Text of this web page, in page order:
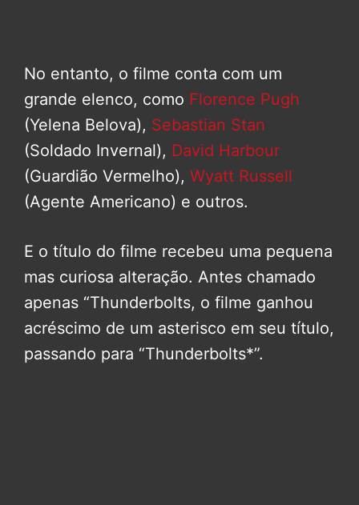
No entanto, o filme conta com um
grande elenco, como Florence Pugh
(Yelena Belova), Sebastian Stan
(Soldado Invernal), David Harbour
(Guardião Vermelho), Wyatt Russell
(Agente Americano) e outros.
E o título do filme recebeu uma pequena
mas curiosa alteração. Antes chamado
apenas “Thunderbolts, o filme ganhou
acréscimo de um asterisco em seu título,
passando para “Thunderbolts*”.